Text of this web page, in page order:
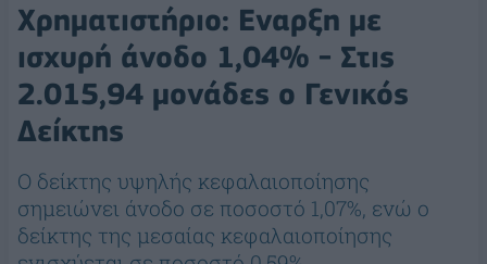
Χρηματιστήριο: Εναρξη με
ισχυρή άνοδο 1,04% - Στις
2.015,94 μονάδες ο Γενικός
Δείκτης
Ο δείκτης υψηλής κεφαλαιοποίησης
σημειώνει άνοδο σε ποσοστό 1,07%, ενώ ο
δείκτης της μεσαίας κεφαλαιοποίησης